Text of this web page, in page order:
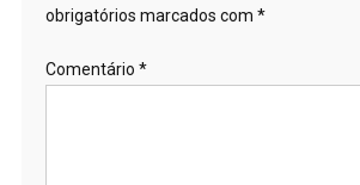
obrigatórios marcados com *
Comentário *